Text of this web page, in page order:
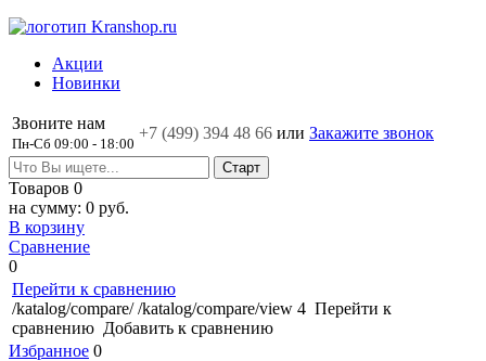
Акции
Новинки
Звоните нам
Пн-Сб 09:00 - 18:00
+7 (499) 394 48 66 или Закажите звонок
Товаров 0
на сумму: 0 руб.
В корзину
Сравнение
0
Перейти к сравнению
/katalog/compare/ /katalog/compare/view 4 Перейти к
сравнению Добавить к сравнению
Избранное 0